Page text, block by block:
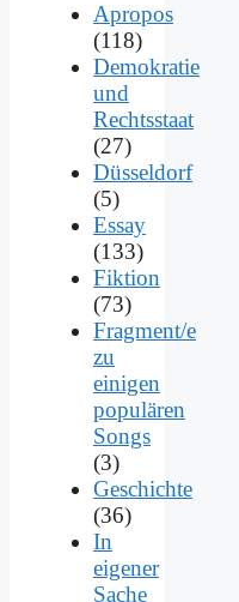
Apropos
(118)
Demokratie
und
Rechtsstaat
(27)
Düsseldorf
(5)
Essay
(133)
Fiktion
(73)
Fragment/e
zu
einigen
populären
Songs
(3)
Geschichte
(36)
In
eigener
Sache